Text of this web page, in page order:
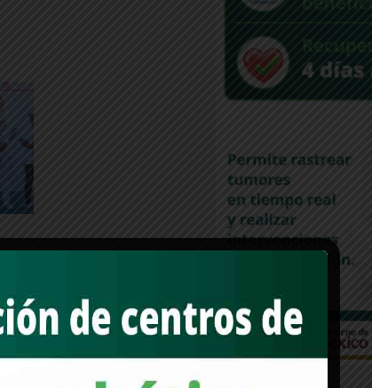
la gente reunida en el extenso
este domingo.
del país, con el cual las
mundo: “en México se construye